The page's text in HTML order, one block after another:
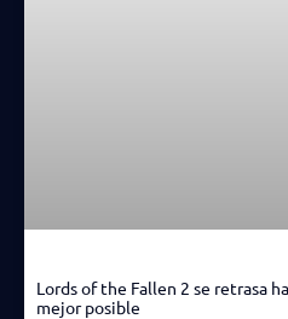
Lords of the Fallen 2 se retrasa
mejor posible